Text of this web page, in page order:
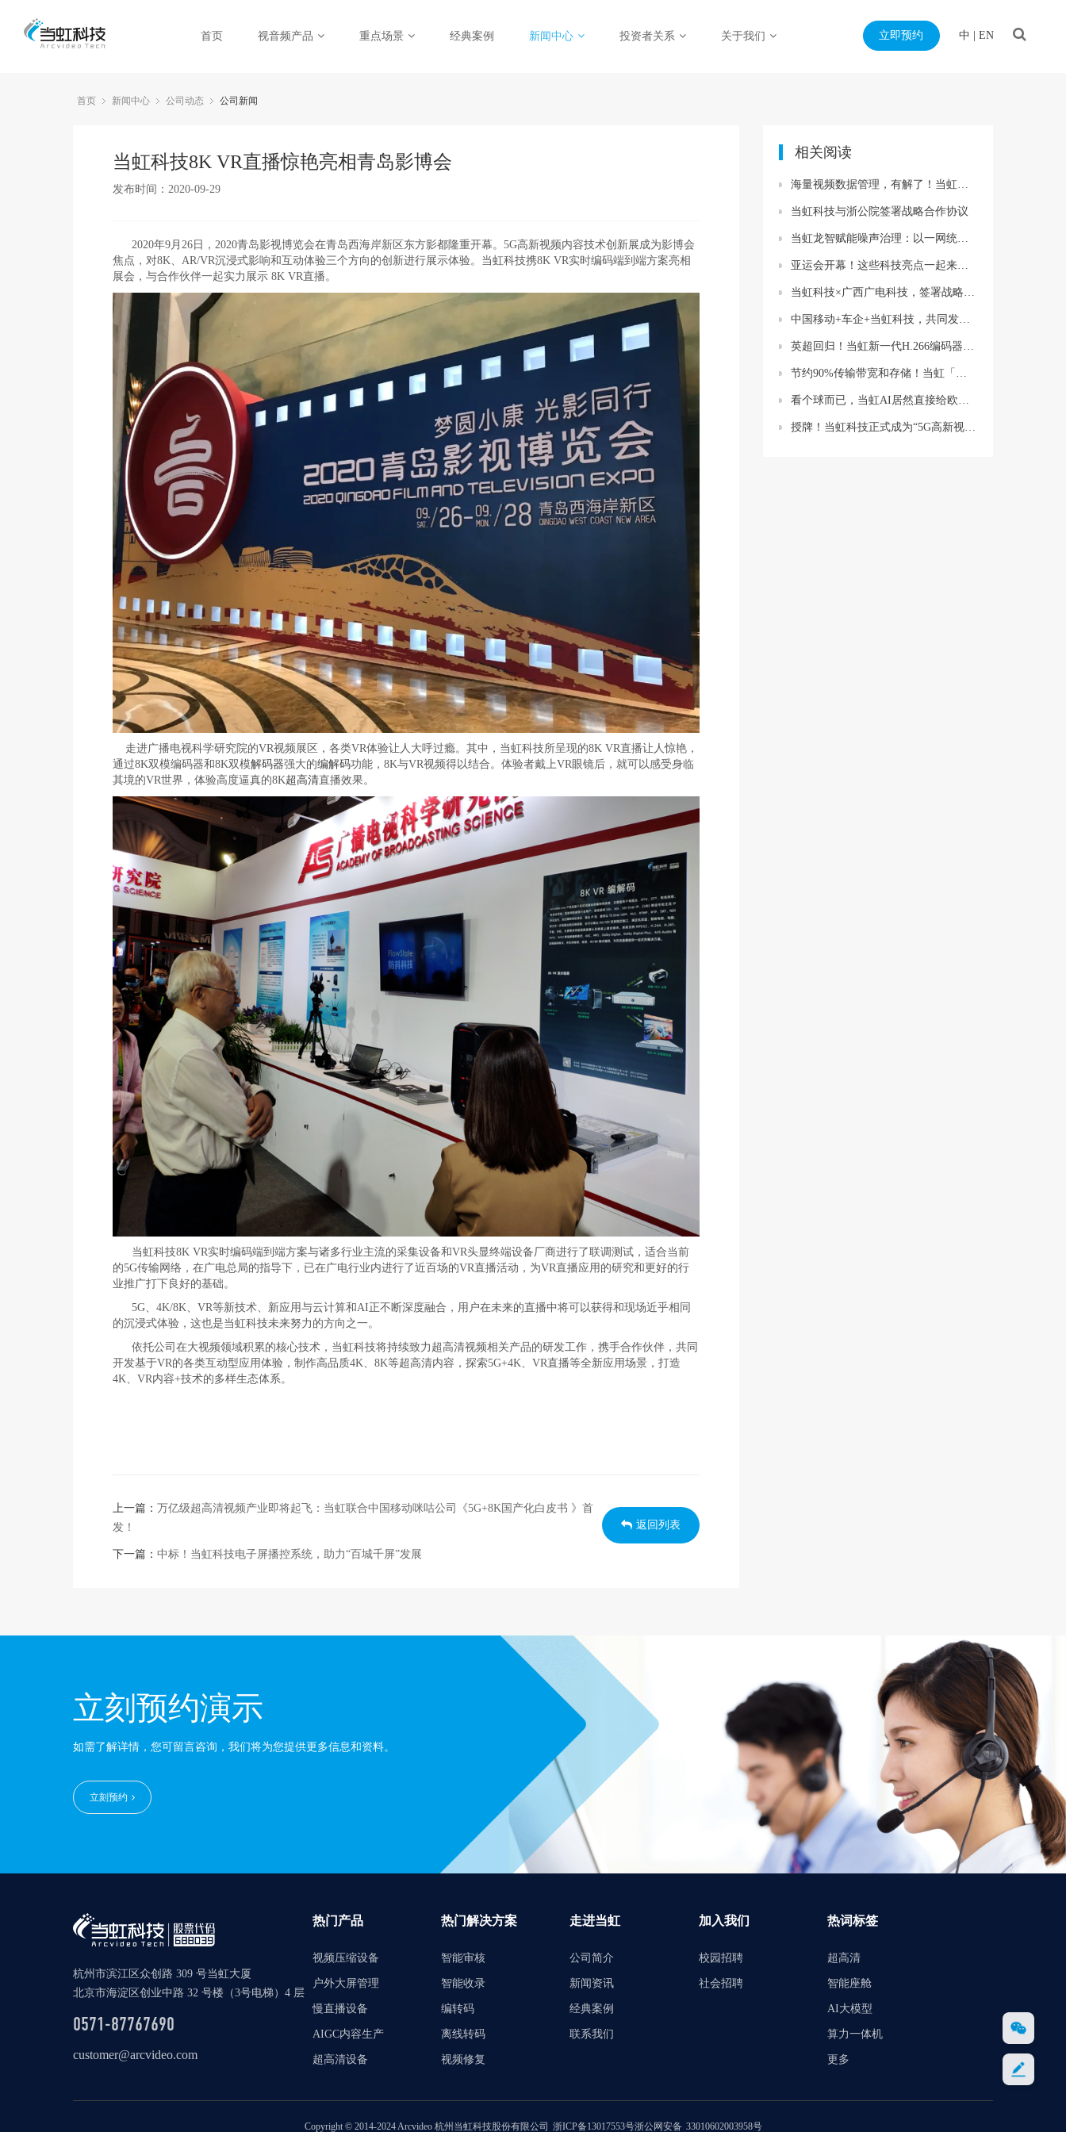
首页 视音频产品 重点场景 经典案例 新闻中心 投资者关系 关于我们 立即预约 中 EN
首页 新闻中心 公司动态 公司新闻
当虹科技8K VR直播惊艳亮相青岛影博会
发布时间：2020-09-29
2020年9月26日，2020青岛影视博览会在青岛西海岸新区东方影都隆重开幕。5G高新视频内容技术创新展成为影博会
焦点，对8K、AR/VR沉浸式影响和互动体验三个方向的创新进行展示体验。当虹科技携8K VR实时编码端到端方案亮相
展会，与合作伙伴一起实力展示 8K VR直播。
走进广播电视科学研究院的VR视频展区，各类VR体验让人大呼过瘾。其中，当虹科技所呈现的8K VR直播让人惊艳，
通过8K双模编码器和8K双模解码器强大的编解码功能，8K与VR视频得以结合。体验者戴上VR眼镜后，就可以感受身临
其境的VR世界，体验高度逼真的8K超高清直播效果。
当虹科技8K VR实时编码端到端方案与诸多行业主流的采集设备和VR头显终端设备厂商进行了联调测试，适合当前
的5G传输网络，在广电总局的指导下，已在广电行业内进行了近百场的VR直播活动，为VR直播应用的研究和更好的行
业推广打下良好的基础。
5G、4K/8K、VR等新技术、新应用与云计算和AI正不断深度融合，用户在未来的直播中将可以获得和现场近乎相同
的沉浸式体验，这也是当虹科技未来努力的方向之一。
依托公司在大视频领域积累的核心技术，当虹科技将持续致力超高清视频相关产品的研发工作，携手合作伙伴，共同
开发基于VR的各类互动型应用体验，制作高品质4K、8K等超高清内容，探索5G+4K、VR直播等全新应用场景，打造
4K、VR内容+技术的多样生态体系。
上一篇： 万亿级超高清视频产业即将起飞：当虹联合中国移动咪咕公司《5G+8K国产化白皮书 》首
发！
下一篇： 中标！当虹科技电子屏播控系统，助力“百城千屏”发展
返回列表
相关阅读
海量视频数据管理，有解了！当虹联网汇聚平台，解决四大痛点
当虹科技与浙公院签署战略合作协议
当虹龙智赋能噪声治理：以一网统管守护“安静权”
亚运会开幕！这些科技亮点一起来看→
当虹科技×广西广电科技，签署战略合作协议！
中国移动+车企+当虹科技，共同发起“车企生态携手出海”倡议！
英超回归！当虹新一代H.266编码器为爱奇艺体育直播护航
节约90%传输带宽和存储！当虹「感知压缩+AI大模型」亮相轨交盛会
看个球而已，当虹AI居然直接给欧洲杯造了个“球”（还是C罗签名版！）
授牌！当虹科技正式成为“5G高新视频体育融合创新应用国家广播电视总局实验室”共建单位！
立刻预约演示
如需了解详情，您可留言咨询，我们将为您提供更多信息和资料。
立刻预约
杭州市滨江区众创路 309 号当虹大厦
北京市海淀区创业中路 32 号楼（3号电梯）4 层
0571-87767690
customer@arcvideo.com
热门产品
视频压缩设备
户外大屏管理
慢直播设备
AIGC内容生产
超高清设备
热门解决方案
智能审核
智能收录
编转码
离线转码
视频修复
走进当虹
公司简介
新闻资讯
经典案例
联系我们
加入我们
校园招聘
社会招聘
热词标签
超高清
智能座舱
AI大模型
算力一体机
更多
Copyright © 2014-2024 Arcvideo 杭州当虹科技股份有限公司 浙ICP备13017553号浙公网安备 33010602003958号